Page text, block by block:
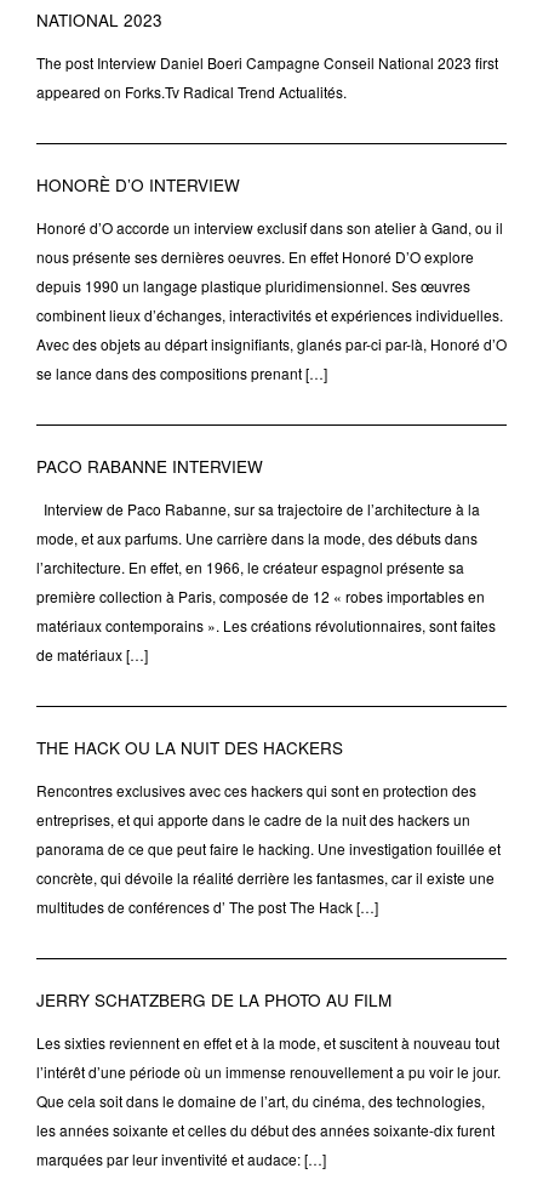
NATIONAL 2023
The post Interview Daniel Boeri Campagne Conseil National 2023 first
appeared on Forks.Tv Radical Trend Actualités.
HONORÈ D’O INTERVIEW
Honoré d’O accorde un interview exclusif dans son atelier à Gand, ou il
nous présente ses dernières oeuvres. En effet Honoré D’O explore
depuis 1990 un langage plastique pluridimensionnel. Ses œuvres
combinent lieux d’échanges, interactivités et expériences individuelles.
Avec des objets au départ insignifiants, glanés par-ci par-là, Honoré d’O
se lance dans des compositions prenant […]
PACO RABANNE INTERVIEW
Interview de Paco Rabanne, sur sa trajectoire de l’architecture à la
mode, et aux parfums. Une carrière dans la mode, des débuts dans
l’architecture. En effet, en 1966, le créateur espagnol présente sa
première collection à Paris, composée de 12 « robes importables en
matériaux contemporains ». Les créations révolutionnaires, sont faites
de matériaux […]
THE HACK OU LA NUIT DES HACKERS
Rencontres exclusives avec ces hackers qui sont en protection des
entreprises, et qui apporte dans le cadre de la nuit des hackers un
panorama de ce que peut faire le hacking. Une investigation fouillée et
concrète, qui dévoile la réalité derrière les fantasmes, car il existe une
multitudes de conférences d’ The post The Hack […]
JERRY SCHATZBERG DE LA PHOTO AU FILM
Les sixties reviennent en effet et à la mode, et suscitent à nouveau tout
l’intérêt d’une période où un immense renouvellement a pu voir le jour.
Que cela soit dans le domaine de l’art, du cinéma, des technologies,
les années soixante et celles du début des années soixante-dix furent
marquées par leur inventivité et audace: […]